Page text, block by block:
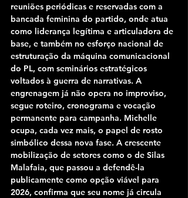
reuniões periódicas e reservadas com a
bancada feminina do partido, onde atua
como liderança legítima e articuladora de
base, e também no esforço nacional de
estruturação da máquina comunicacional
do PL, com seminários estratégicos
voltados à guerra de narrativas. A
engrenagem já não opera no improviso,
segue roteiro, cronograma e vocação
permanente para campanha. Michelle
ocupa, cada vez mais, o papel de rosto
simbólico dessa nova fase. A crescente
mobilização de setores como o de Silas
Malafaia, que passou a defendê-la
publicamente como opção viável para
2026, confirma que seu nome já circula